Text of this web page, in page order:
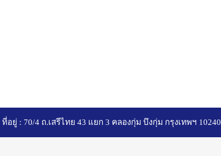
ที่อยู่ : 70/4 ถ.เสรีไทย 43 แยก 3 คลองกุ่ม บึงกุ่ม กรุงเทพฯ 10240